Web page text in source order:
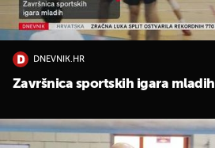
DNEVNIK.HR
Završnica sportskih igara mladih